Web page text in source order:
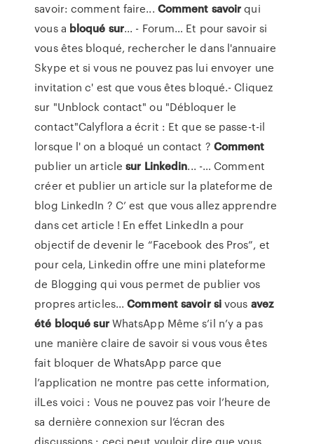
savoir: comment faire... Comment savoirqui
vous a bloqué sur... - Forum… Et pour savoir si
vous êtes bloqué, rechercher le dans l'annuaire
Skype et si vous ne pouvez pas lui envoyer une
invitation c' est que vous êtes bloqué.- Cliquez
sur "Unblock contact" ou "Débloquer le
contact"Calyflora a écrit : Et que se passe-t-il
lorsque l' on a bloqué un contact ? Comment
publier un articlesur Linkedin... -… Comment
créer et publier un article sur la plateforme de
blog LinkedIn ? C’ est que vous allez apprendre
dans cet article ! En effet LinkedIn a pour
objectif de devenir le “Facebook des Pros”, et
pour cela, Linkedin offre une mini plateforme
de Blogging qui vous permet de publier vos
propres articles...Commentsavoir sivous avez
été bloqué surWhatsApp Même s’il n’y a pas
une manière claire de savoir si vous vous êtes
fait bloquer de WhatsApp parce que
l’application ne montre pas cette information,
ilLes voici : Vous ne pouvez pas voir l’heure de
sa dernière connexion sur l’écran des
discussions : ceci peut vouloir dire que vous